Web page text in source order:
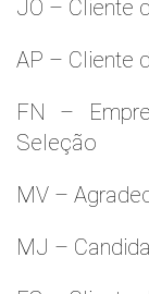
JO – Cliente
AP – Cliente
FN –
Seleção
MV –
MJ –